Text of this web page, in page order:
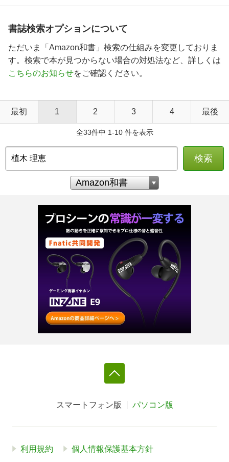
書誌検索オプションについて
ただいま「Amazon和書」検索の仕組みを変更しておりま
す。検索で本が見つからない場合の対処法など、詳しくは
こちらのお知らせをご確認ください。
最初 1 2 3 4 最後
全33件中 1-10 件を表示
検索
スマートフォン版 パソコン版
利用規約 個人情報保護基本方針